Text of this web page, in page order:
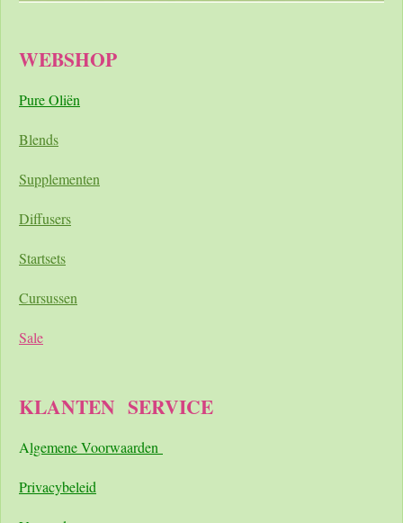
WEBSHOP
Pure Oliën
Blends
Supplementen
Diffusers
Startsets
Cursussen
Sale
KLANTEN SERVICE
Algemene Voorwaarden
Privacybeleid